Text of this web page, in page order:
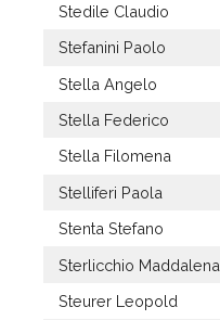
Stedile Claudio
Stefanini Paolo
Stella Angelo
Stella Federico
Stella Filomena
Stelliferi Paola
Stenta Stefano
Sterlicchio Maddalena
Steurer Leopold